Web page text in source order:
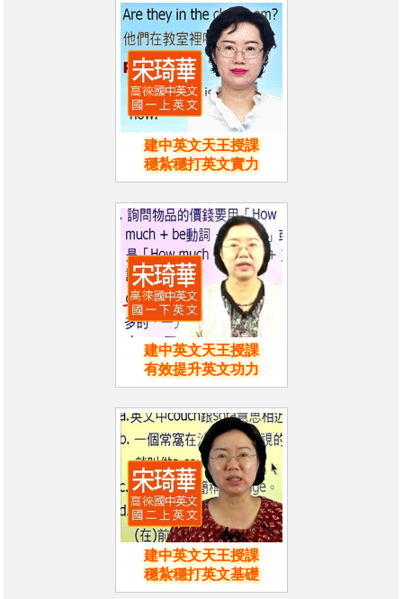
建中英文天王授課
穩紮穩打英文實力
建中英文天王授課
有效提升英文功力
建中英文天王授課
穩紮穩打英文基礎